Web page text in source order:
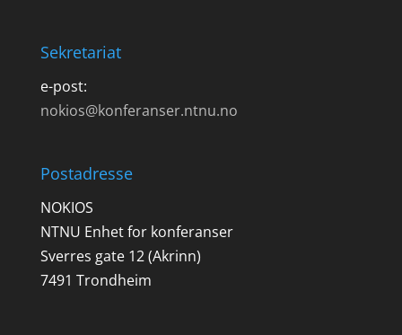
Sekretariat
e-post:
nokios@konferanser.ntnu.no
Postadresse
NOKIOS
NTNU Enhet for konferanser
Sverres gate 12 (Akrinn)
7491 Trondheim